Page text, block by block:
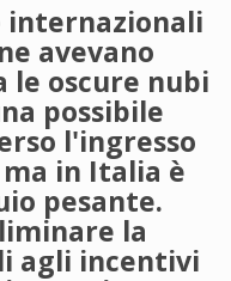
internazionali
avevano
oscure nubi
possibile
l'ingresso
in Italia è
pesante.
la
agli incentivi